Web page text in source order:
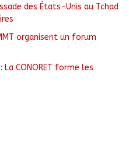
des États-Unis au Tchad
organisent un forum
La CONORET forme les